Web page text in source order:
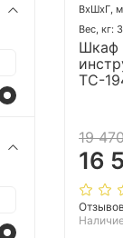
ВхШхГ,
Вес, кг:
Шкаф
TC-
19
16